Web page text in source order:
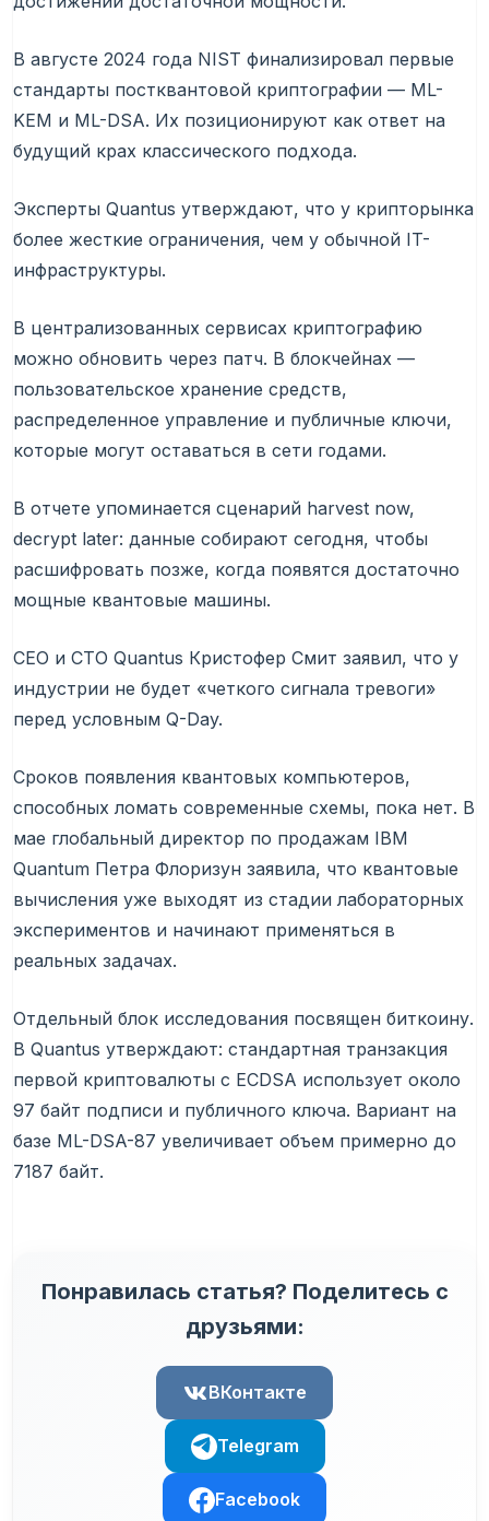
В августе 2024 года NIST финализировал первые
стандарты постквантовой криптографии — ML-
KEM и ML-DSA. Их позиционируют как ответ на
будущий крах классического подхода.
Эксперты Quantus утверждают, что у крипторынка
более жесткие ограничения, чем у обычной IT-
инфраструктуры.
В централизованных сервисах криптографию
можно обновить через патч. В блокчейнах —
пользовательское хранение средств,
распределенное управление и публичные ключи,
которые могут оставаться в сети годами.
В отчете упоминается сценарий harvest now,
decrypt later: данные собирают сегодня, чтобы
расшифровать позже, когда появятся достаточно
мощные квантовые машины.
CEO и CTO Quantus Кристофер Смит заявил, что у
индустрии не будет «четкого сигнала тревоги»
перед условным Q-Day.
Сроков появления квантовых компьютеров,
способных ломать современные схемы, пока нет. В
мае глобальный директор по продажам IBM
Quantum Петра Флоризун заявила, что квантовые
вычисления уже выходят из стадии лабораторных
экспериментов и начинают применяться в
реальных задачах.
Отдельный блок исследования посвящен биткоину.
В Quantus утверждают: стандартная транзакция
первой криптовалюты с ECDSA использует около
97 байт подписи и публичного ключа. Вариант на
базе ML-DSA-87 увеличивает объем примерно до
7187 байт.
Понравилась статья? Поделитесь с
друзьями:
ВКонтакте
Telegram
Facebook